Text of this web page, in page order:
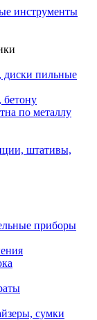
инструменты
диски пильные
бетону
по металлу
штативы,
приборы
сумки